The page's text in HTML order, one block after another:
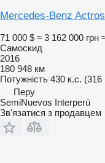
Mercedes-Benz
71 000 $ ≈ 3 162 000 грн
Самоскид
2016
180 948 км
Потужність 430 к.с. (316
Перу
SemiNuevos Interperú
Зв'язатися з продавцем